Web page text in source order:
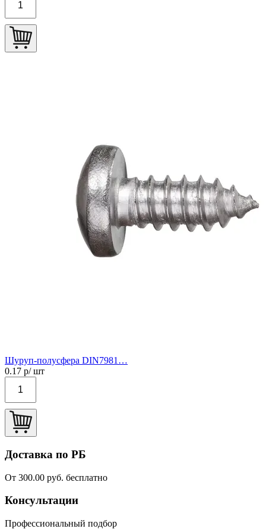
Шуруп-полусфера DIN7981…
0.17 р/ шт
Доставка по РБ
От 300.00 руб. бесплатно
Консультации
Профессиональный подбор